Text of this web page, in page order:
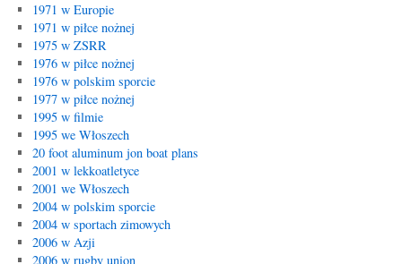
1971 w Europie
1971 w piłce nożnej
1975 w ZSRR
1976 w piłce nożnej
1976 w polskim sporcie
1977 w piłce nożnej
1995 w filmie
1995 we Włoszech
20 foot aluminum jon boat plans
2001 w lekkoatletyce
2001 we Włoszech
2004 w polskim sporcie
2004 w sportach zimowych
2006 w Azji
2006 w rugby union